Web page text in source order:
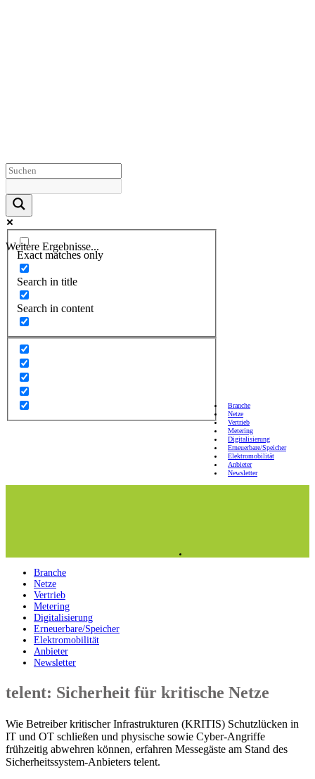
Weitere Ergebnisse...
Exact matches only
Search in title
Search in content
Branche
Netze
Vertrieb
Metering
Digitalisierung
Erneuerbare/Speicher
Elektromobilität
Anbieter
Newsletter
Branche
Netze
Vertrieb
Metering
Digitalisierung
Erneuerbare/Speicher
Elektromobilität
Anbieter
Newsletter
telent: Sicherheit für kritische Netze
Wie Betreiber kritischer Infrastrukturen (KRITIS) Schutzlücken in
IT und OT schließen und physische sowie Cyber-Angriffe
frühzeitig abwehren können, erfahren Messegäste am Stand des
Sicherheitssystem-Anbieters telent.